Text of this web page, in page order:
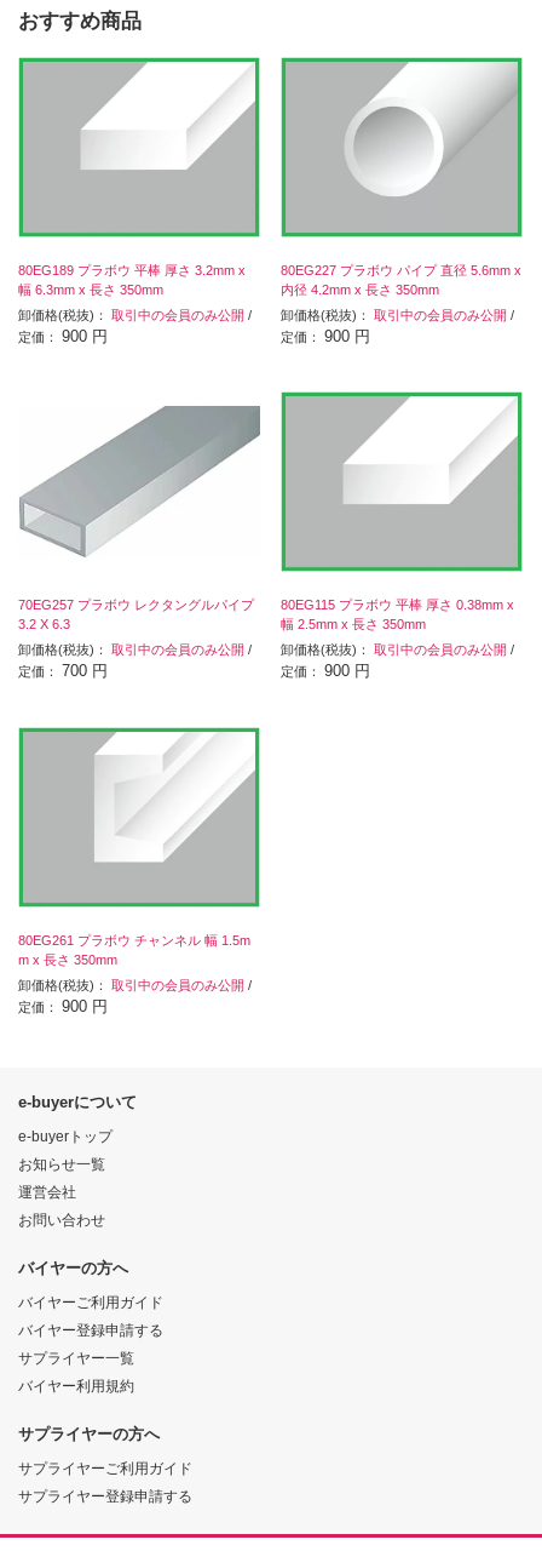
おすすめ商品
80EG189 プラボウ 平棒 厚さ 3.2mm x
幅 6.3mm x 長さ 350mm
卸価格(税抜)： 取引中の会員のみ公開 /
定価： 900 円
80EG227 プラボウ パイプ 直径 5.6mm x
内径 4.2mm x 長さ 350mm
卸価格(税抜)：取引中の会員のみ公開 /
定価：900 円
70EG257 プラボウ レクタングルパイプ
3.2 X 6.3
卸価格(税抜)： 取引中の会員のみ公開 /
定価： 700 円
80EG115 プラボウ 平棒 厚さ 0.38mm x
幅 2.5mm x 長さ 350mm
卸価格(税抜)：取引中の会員のみ公開 /
定価：900 円
80EG261 プラボウ チャンネル 幅 1.5m
m x 長さ 350mm
卸価格(税抜)： 取引中の会員のみ公開 /
定価： 900 円
e-buyerについて
e-buyerトップ
お知らせ一覧
運営会社
お問い合わせ
バイヤーの方へ
バイヤーご利用ガイド
バイヤー登録申請する
サプライヤー一覧
バイヤー利用規約
サプライヤーの方へ
サプライヤーご利用ガイド
サプライヤー登録申請する